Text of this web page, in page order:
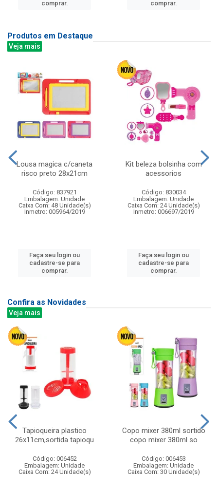
comprar.
comprar.
Produtos em Destaque
Veja mais
Lousa magica c/caneta
risco preto 28x21cm
Código: 837921
Embalagem: Unidade
Caixa Com: 48 Unidade(s)
Inmetro: 005964/2019
Faça seu login ou
cadastre-se para
comprar.
Kit beleza bolsinha com
acessorios
Código: 830034
Embalagem: Unidade
Caixa Com: 24 Unidade(s)
Inmetro: 006697/2019
Faça seu login ou
cadastre-se para
comprar.
Confira as Novidades
Veja mais
Tapioqueira plastico
26x11cm,sortida tapioqu
Código: 006452
Embalagem: Unidade
Caixa Com: 24 Unidade(s)
Copo mixer 380ml sortido
copo mixer 380ml so
Código: 006453
Embalagem: Unidade
Caixa Com: 30 Unidade(s)